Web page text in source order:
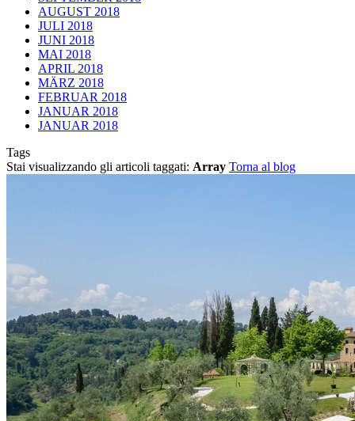
AUGUST 2018
JULI 2018
JUNI 2018
MAI 2018
APRIL 2018
MÄRZ 2018
FEBRUAR 2018
JANUAR 2018
JANUAR 2018
Tags
Stai visualizzando gli articoli taggati: Array Torna al blog